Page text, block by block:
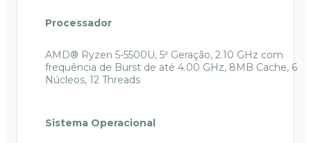
Processador
AMD® Ryzen 5-5500U, 5ª Geração, 2.10 GHz com
frequência de Burst de até 4.00 GHz, 8MB Cache, 6
Núcleos, 12 Threads
Sistema Operacional